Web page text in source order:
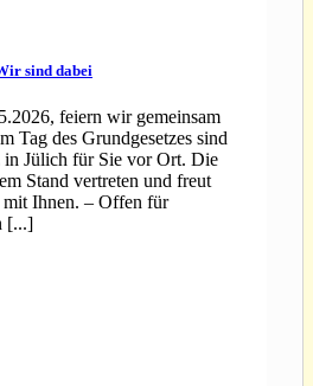
sind dabei
feiern wir gemeinsam
Tag des Grundgesetzes sind
Jülich für Sie vor Ort. Die
Stand vertreten und freut
mit Ihnen. – Offen für
[...]